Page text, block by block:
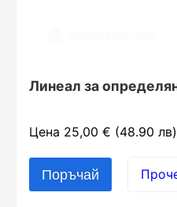
Линеал за
Цена 25,00 € (48.90 лв)